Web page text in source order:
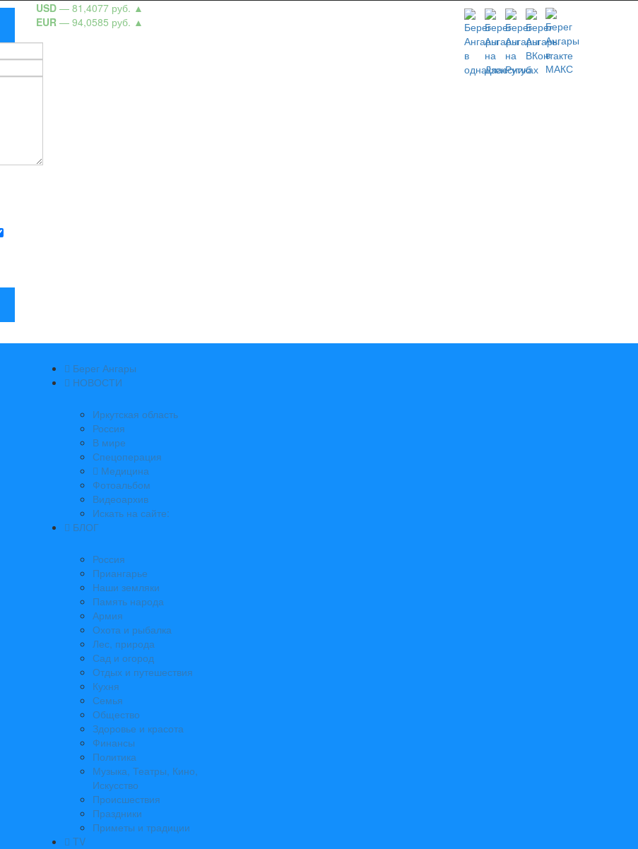
USD — 81,4077 руб. ▲
EUR — 94,0585 руб. ▲
Берег Ангары
НОВОСТИ
Иркутская область
Россия
В мире
Спецоперация
Медицина
Фотоальбом
Видеоархив
Искать на сайте:
БЛОГ
Россия
Приангарье
Наши земляки
Память народа
Армия
Охота и рыбалка
Лес, природа
Сад и огород
Отдых и путешествия
Кухня
Семья
Общество
Здоровье и красота
Финансы
Политика
Музыка, Театры, Кино,
Искусство
Происшествия
Праздники
Приметы и традиции
TV